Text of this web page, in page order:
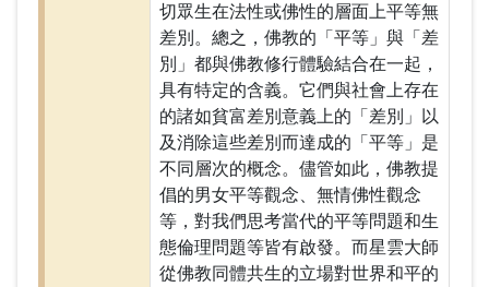
切眾生在法性或佛性的層面上平等無
差別。總之，佛教的「平等」與「差
別」都與佛教修行體驗結合在一起，
具有特定的含義。它們與社會上存在
的諸如貧富差別意義上的「差別」以
及消除這些差別而達成的「平等」是
不同層次的概念。儘管如此，佛教提
倡的男女平等觀念、無情佛性觀念
等，對我們思考當代的平等問題和生
態倫理問題等皆有啟發。而星雲大師
從佛教同體共生的立場對世界和平的